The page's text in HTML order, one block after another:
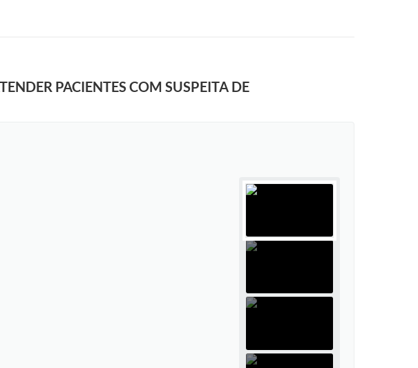
PACIENTES COM SUSPEITA DE